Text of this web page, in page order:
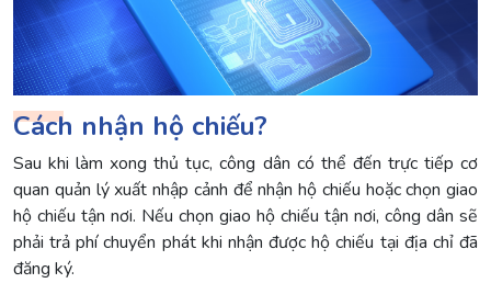
Cách nhận hộ chiếu?
Sau khi làm xong thủ tục, công dân có thể đến trực tiếp cơ
quan quản lý xuất nhập cảnh để nhận hộ chiếu hoặc chọn giao
hộ chiếu tận nơi. Nếu chọn giao hộ chiếu tận nơi, công dân sẽ
phải trả phí chuyển phát khi nhận được hộ chiếu tại địa chỉ đã
đăng ký.